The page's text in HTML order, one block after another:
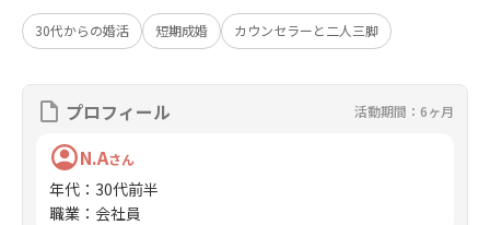
30代からの婚活 短期成婚 カウンセラーと二人三脚
プロフィール 活動期間：6ヶ月
N.Aさん
年代 ： 30代前半
職業 ： 会社員